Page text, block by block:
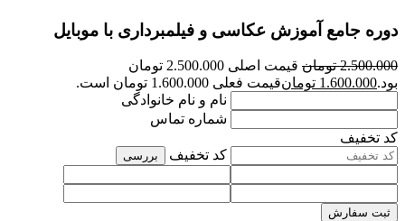
دوره جامع آموزش عکاسی و فیلمبرداری با موبایل
2.500.000 تومان
قیمت اصلی 2.500.000 تومان
بود.1.600.000 تومانقیمت فعلی 1.600.000 تومان است.
نام و نام خانوادگی
شماره تماس
کد تخفیف
کد تخفیف
بررسی
ثبت سفارش